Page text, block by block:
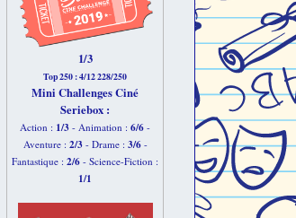
1/3
Top 250 : 4/12 228/250
Mini Challenges Ciné
Seriebox :
Action : 1/3 - Animation : 6/6 -
Aventure : 2/3- Drame : 3/6-
Fantastique : 2/6 - Science-Fiction :
1/1